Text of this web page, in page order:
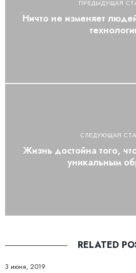
ПРЕДЫДУЩАЯ
Ничто не изменяет
СЛЕДУЮЩАЯ
Жизнь достойна того,
уникальным
RELATED
3 июня, 2019